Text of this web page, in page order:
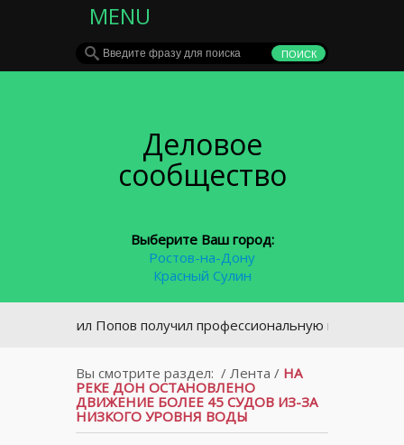
MENU
Деловое
сообщество
Выберите Ваш город:
Ростов-на-Дону
Красный Сулин
Михаил Попов получил профессиональную награду от
Вы смотрите раздел: / Лента / НА
РЕКЕ ДОН ОСТАНОВЛЕНО
ДВИЖЕНИЕ БОЛЕЕ 45 СУДОВ ИЗ-ЗА
НИЗКОГО УРОВНЯ ВОДЫ